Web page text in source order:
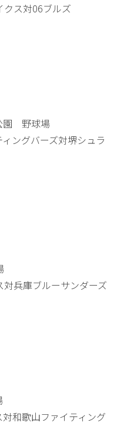
クス対06ブルズ
園 野球場
ングバーズ対堺シュラ
対兵庫ブルーサンダーズ
和歌山ファイティング